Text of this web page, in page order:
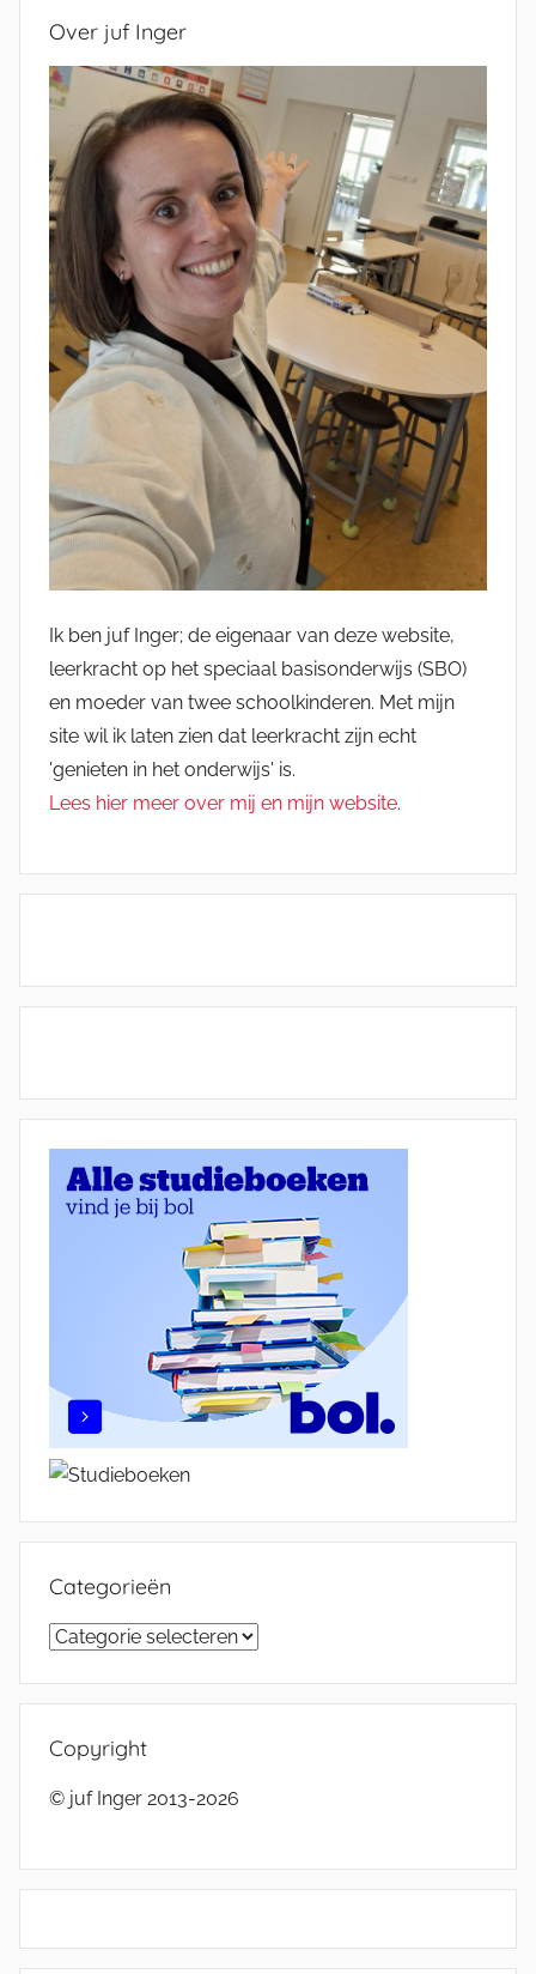
Over juf Inger
Ik ben juf Inger; de eigenaar van deze website,
leerkracht op het speciaal basisonderwijs (SBO)
en moeder van twee schoolkinderen. Met mijn
site wil ik laten zien dat leerkracht zijn echt
'genieten in het onderwijs' is.
Lees hier meer over mij en mijn website.
Categorieën
Categorieën
Copyright
© juf Inger 2013-2026